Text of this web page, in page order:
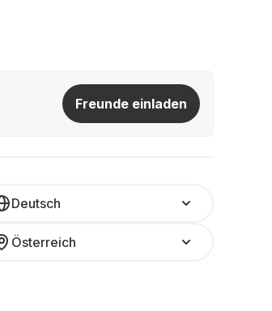
Freunde einladen
Deutsch
Österreich